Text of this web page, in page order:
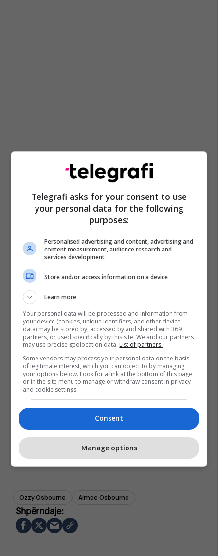
Ozzy Osbourne Aimee Osbourne
Telegrafi asks for your consent to use
your personal data for the following
purposes:
Personalised advertising and content, advertising and
content measurement, audience research and
services development
Store and/or access information on a device
Learn more
Your personal data will be processed and information from
your device (cookies, unique identifiers, and other device
data) may be stored by, accessed by and shared with 369
partners, or used specifically by this site. We and our partners
may use precise geolocation data. List of partners.
Some vendors may process your personal data on the basis
of legitimate interest, which you can object to by managing
your options below. Look for a link at the bottom of this page
or in the site menu to manage or withdraw consent in privacy
and cookie settings.
Consent
Manage options